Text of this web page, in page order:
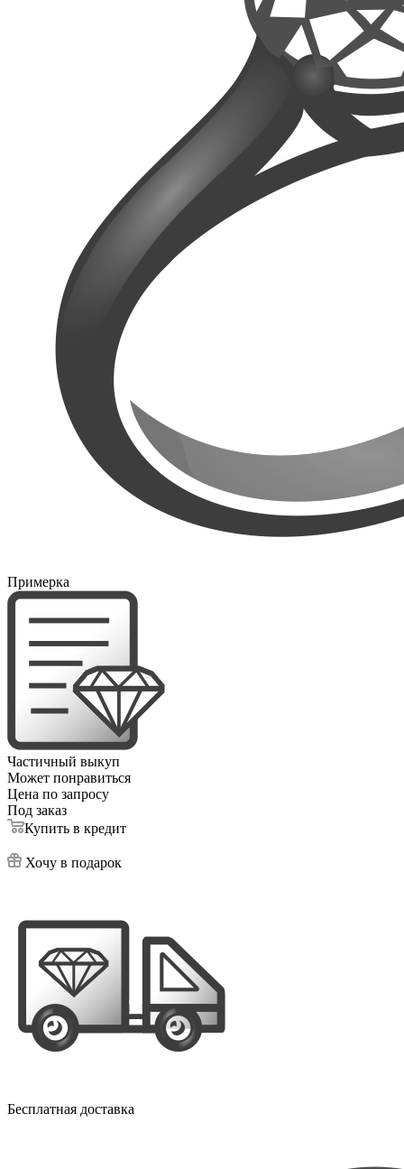
Примерка
Частичный выкуп
Может понравиться
Цена по запросу
Под заказ
Купить в кредит
Хочу в подарок
Бесплатная доставка